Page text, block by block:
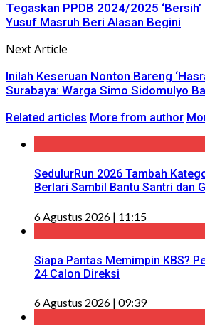
Tegaskan PPDB 2024/2025
Yusuf Masruh Beri Alasan Begini
Next Article
Inilah Keseruan Nonton Bareng
Surabaya: Warga Simo Sidomulyo
Related articles More from author
SedulurRun 2026 Tambah
Berlari Sambil Bantu Santri dan
6 Agustus 2026 | 11:15
Siapa Pantas Memimpin KBS?
24 Calon Direksi
6 Agustus 2026 | 09:39